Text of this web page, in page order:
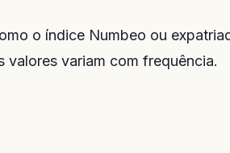
o índice Numbeo ou
valores variam com frequência.